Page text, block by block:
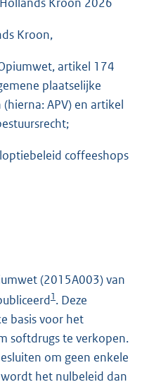
Kroon,
artikel 174
plaatselijke
APV) en artikel
coffeeshops
(2015A003) van
1. Deze
basis voor het
softdrugs te verkopen.
om geen enkele
het nulbeleid dan